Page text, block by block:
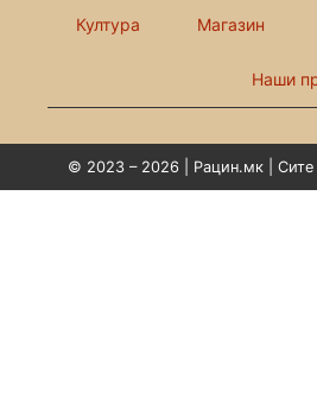
Култура Магазин
Наши
© 2023 – 2026 | Рацин.мк | Сите